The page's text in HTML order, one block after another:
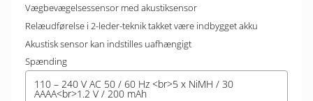
Vægbevægelsessensor med akustiksensor
Relæudførelse i 2-leder-teknik takket være indbygget akku
Akustisk sensor kan indstilles uafhængigt
Spænding
110 – 240 V AC 50 / 60 Hz <br>5 x NiMH / 30
AAAA<br>1.2 V / 200 mAh